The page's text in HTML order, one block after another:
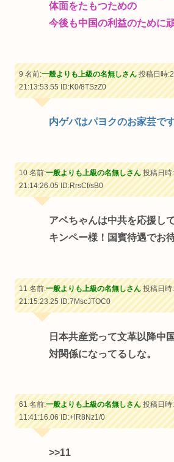
体面をたもつための
今後も中国の利益のために
9 名前:一般よりも上級の名無しさん投稿日時
21:13:53.55ID:K0/8TSzZ0
内ゲバはパヨクのお家芸で
10 名前:一般よりも上級の名無しさん投稿日時
21:14:26.05ID:RrsCf/sB0
アベちゃんは中共を応援し
キンペー様！国賓待遇でお
11 名前:一般よりも上級の名無しさん投稿日時
21:15:23.25ID:7MscJTOC0
日本共産党って文革以降中
対関係になってるしな。
61 名前:一般よりも上級の名無しさん投稿日時
11:41:16.06ID:+lR8Nz1/0
>>11